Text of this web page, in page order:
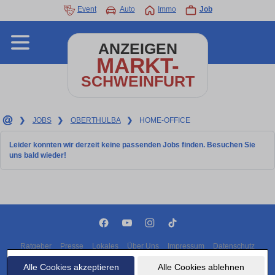
Alle Cookies akzeptieren Alle Cookies ablehnen
Event Auto Immo Job
ANZEIGEN
MARKT-
SCHWEINFURT
❯ JOBS ❯ OBERTHULBA ❯ HOME-OFFICE
Leider konnten wir derzeit keine passenden Jobs finden. Besuchen Sie
uns bald wieder!
Ratgeber Presse Lokales Über Uns Impressum Datenschutz